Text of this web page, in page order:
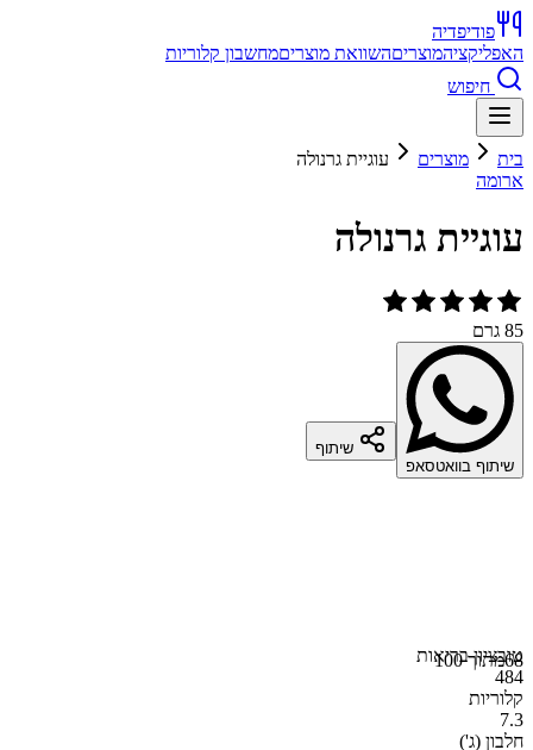
פודיפדיה
האפליקציהמוצריםהשוואת מוצריםמחשבון קלוריות
חיפוש
בית מוצרים
עוגיית גרנולה
ארומה
עוגיית גרנולה
85 גרם
שיתוף בוואטסאפ
שיתוף
68מתוך 100טובציון בריאות
484
קלוריות
7.3
חלבון (ג')